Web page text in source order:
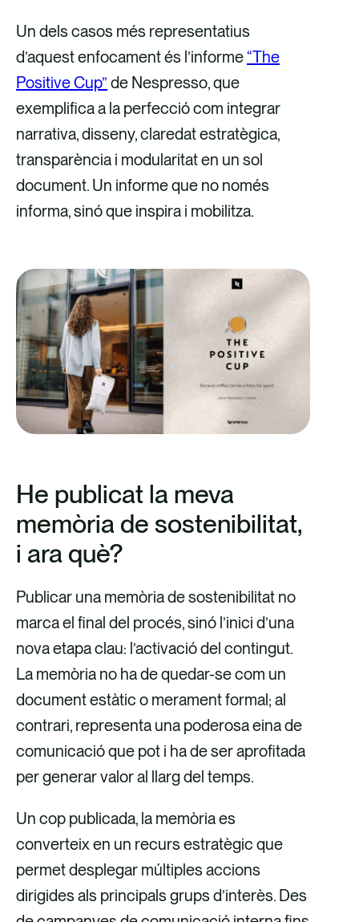
Un dels casos més representatius
d’aquest enfocament és l’informe“The
Positive Cup” de Nespresso, que
exemplifica a la perfecció com integrar
narrativa, disseny, claredat estratègica,
transparència i modularitat en un sol
document. Un informe que no només
informa, sinó que inspira i mobilitza.
He publicat la meva
memòria de sostenibilitat,
i ara què?
Publicar una memòria de sostenibilitat no
marca el final del procés, sinó l’inici d’una
nova etapa clau: l’activació del contingut.
La memòria no ha de quedar-se com un
document estàtic o merament formal; al
contrari, representa una poderosa eina de
comunicació que pot i ha de ser aprofitada
per generar valor al llarg del temps.
Un cop publicada, la memòria es
converteix en un recurs estratègic que
permet desplegar múltiples accions
dirigides als principals grups d’interès. Des